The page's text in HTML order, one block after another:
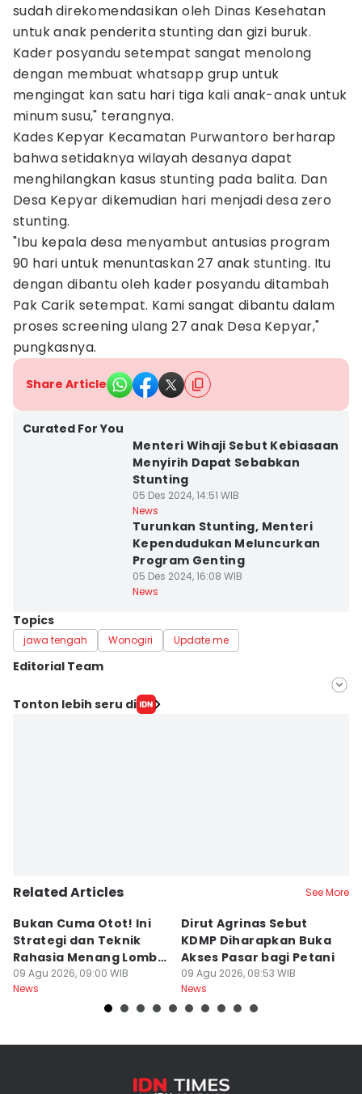
sudah direkomendasikan oleh Dinas Kesehatan
untuk anak penderita stunting dan gizi buruk.
Kader posyandu setempat sangat menolong
dengan membuat whatsapp grup untuk
mengingat kan satu hari tiga kali anak-anak untuk
minum susu," terangnya.
Kades Kepyar Kecamatan Purwantoro berharap
bahwa setidaknya wilayah desanya dapat
menghilangkan kasus stunting pada balita. Dan
Desa Kepyar dikemudian hari menjadi desa zero
stunting.
"Ibu kepala desa menyambut antusias program
90 hari untuk menuntaskan 27 anak stunting. Itu
dengan dibantu oleh kader posyandu ditambah
Pak Carik setempat. Kami sangat dibantu dalam
proses screening ulang 27 anak Desa Kepyar,"
pungkasnya.
Share Article
Curated For You
Menteri Wihaji Sebut Kebiasaan
Menyirih Dapat Sebabkan
Stunting
05 Des 2024, 14:51 WIB
News
Turunkan Stunting, Menteri
Kependudukan Meluncurkan
Program Genting
05 Des 2024, 16:08 WIB
News
Topics
jawa tengah Wonogiri Update me
Editorial Team
Editor
Tonton lebih seru di
Related Articles See More
Bukan Cuma Otot! Ini
Strategi dan Teknik
Rahasia Menang Lomba
Panjat Pinang
09 Agu 2026, 09:00 WIB
News
Dirut Agrinas Sebut
KDMP Diharapkan Buka
Akses Pasar bagi Petani
09 Agu 2026, 08:53 WIB
News